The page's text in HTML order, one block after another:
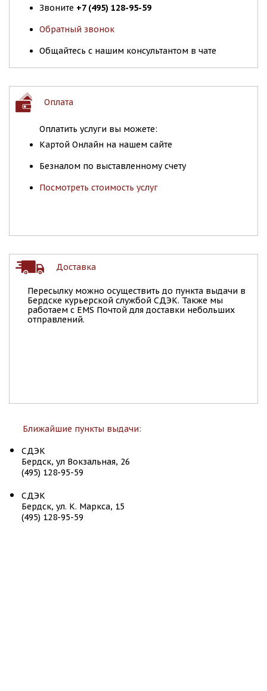
Звоните +7 (495) 128-95-59
Обратный звонок
Общайтесь с нашим консультантом в чате
Оплата
Оплатить услуги вы можете:
Картой Онлайн на нашем сайте
Безналом по выставленному счету
Посмотреть стоимость услуг
Доставка
Пересылку можно осуществить до пункта выдачи в
Бердске курьерской службой СДЭК. Также мы
работаем с EMS Почтой для доставки небольших
отправлений.
Ближайшие пункты выдачи:
СДЭК
Бердск, ул Вокзальная, 26
(495) 128-95-59
СДЭК
Бердск, ул. К. Маркса, 15
(495) 128-95-59